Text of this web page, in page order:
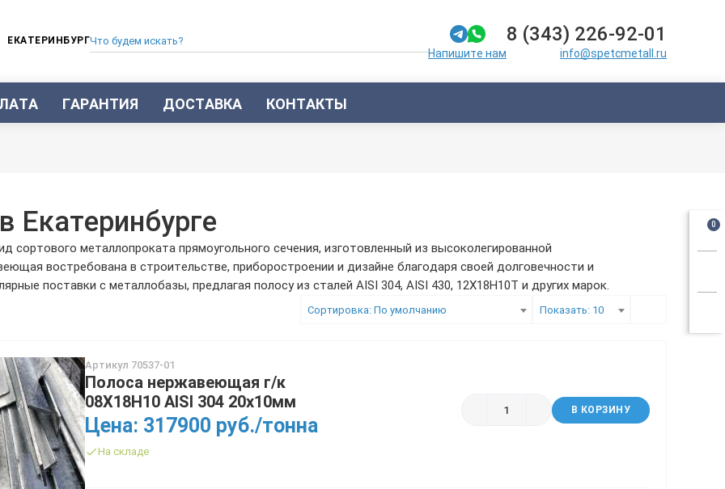
ЕКАТЕРИНБУРГ
Напишите нам
8 (343) 226-92-01
info@spetcmetall.ru
ГАРАНТИЯ ДОСТАВКА КОНТАКТЫ
ТРУБА СТАЛЬНАЯ ОЦИНКОВАННАЯ
ТРУБА ТОЛСТОСТЕННАЯ
ТРУБА ЭЛЕКТРОСВАРНАЯ СТАЛЬНАЯ
ТРУБА ВОДОГАЗОПРОВОДНАЯ ВГП
ТРУБА ПРОФИЛЬНАЯ
ТРУБА ГАЗЛИФТНАЯ
ТРУБА БУРИЛЬНАЯ СБТМ, ТБСУ
ТРУБА КОТЕЛЬНАЯ
ТРУБА КРЕКИНГОВАЯ
ТРУБА МАГИСТРАЛЬНАЯ
ТРУБА НАСОСНО-КОМПРЕССОРНАЯ (НКТ)
ТРУБА НЕФТЕПРОВОДНАЯ
0
металлопроката прямоугольного сечения, изготовленный из высоколегированной
востребована в строительстве, приборостроении и дизайне благодаря своей долговечности и
поставки с металлобазы, предлагая полосу из сталей AISI 304, AISI 430, 12Х18Н10Т и других марок.
Сортировка: По умолчанию Показать: 10
Артикул 70537-01
Полоса нержавеющая г/к
08Х18Н10 AISI 304 20х10мм
Цена: 317900 руб./тонна
На складе
В КОРЗИНУ